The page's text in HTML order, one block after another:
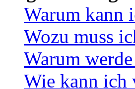
Warum kann
Wozu muss
Warum
Wie kann ich